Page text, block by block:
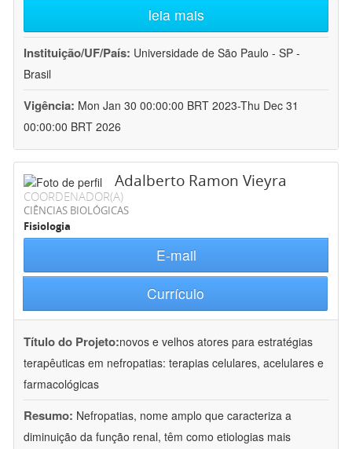
leia mais
Instituição/UF/País: Universidade de São Paulo - SP -
Brasil
Vigência: Mon Jan 30 00:00:00 BRT 2023-Thu Dec 31
00:00:00 BRT 2026
Adalberto Ramon Vieyra
COORDENADOR(A)
CIÊNCIAS BIOLÓGICAS
Fisiologia
E-mail
Currículo
Título do Projeto:novos e velhos atores para estratégias
terapêuticas em nefropatias: terapias celulares, acelulares e
farmacológicas
Resumo: Nefropatias, nome amplo que caracteriza a
diminuição da função renal, têm como etiologias mais